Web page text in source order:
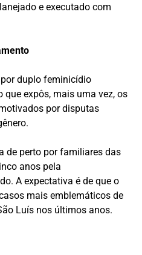
e executado com
duplo feminicídio
expôs, mais uma vez, os
por disputas
de perto por familiares das
anos pela
A expectativa é de que o
mais emblemáticos de
Luís nos últimos anos.